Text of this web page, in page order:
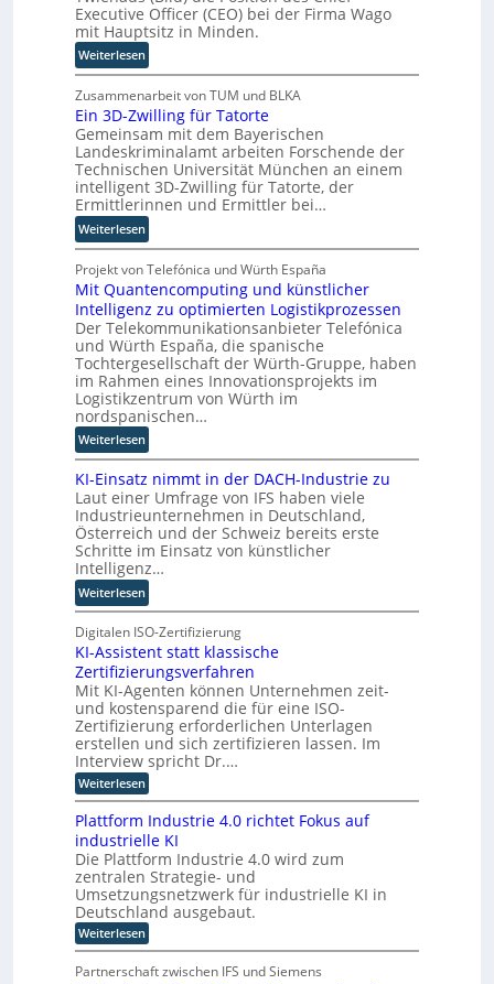
a
u
n
R
o
u
t
e
r
-
H
e
r
s
t
e
l
l
e
r
n
t
i
s
i
r
u
n
g
s
l
ö
s
u
n
g
e
n
Executive Officer (CEO) bei der Firma Wago
mit Hauptsitz in Minden.
Weiterlesen:
B
j
ö
r
n
T
w
i
e
h
a
u
s
w
i
r
d
n
e
u
r
W
a
g
o
-
C
E
O
Zusammenarbeit von TUM und BLKA
Ein 3D-Zwilling für Tatorte
Gemeinsam mit dem Bayerischen
Landeskriminalamt arbeiten Forschende der
Technischen Universität München an einem
intelligent 3D-Zwilling für Tatorte, der
Ermittlerinnen und Ermittler bei…
Weiterlesen:
E
i
n
3
D
-
Z
w
i
l
l
i
n
g
f
ü
r
T
a
t
e
Projekt von Telefónica und Würth España
Mit Quantencomputing und künstlicher
Intelligenz zu optimierten Logistikprozessen
Der Telekommunikationsanbieter Telefónica
und Würth España, die spanische
Tochtergesellschaft der Würth-Gruppe, haben
im Rahmen eines Innovationsprojekts im
Logistikzentrum von Würth im
nordspanischen…
Weiterlesen:
M
i
t
Q
u
a
n
t
e
n
c
o
m
p
u
t
i
n
g
u
n
d
k
ü
n
s
t
KI-Einsatz nimmt in der DACH-Industrie zu
Laut einer Umfrage von IFS haben viele
Industrieunternehmen in Deutschland,
Österreich und der Schweiz bereits erste
Schritte im Einsatz von künstlicher
Intelligenz…
Weiterlesen:
K
I
-
E
i
n
s
a
t
z
m
m
t
i
n
d
e
Digitalen ISO-Zertifizierung
KI-Assistent statt klassische
Zertifizierungsverfahren
Mit KI-Agenten können Unternehmen zeit-
und kostensparend die für eine ISO-
Zertifizierung erforderlichen Unterlagen
erstellen und sich zertifizieren lassen. Im
Interview spricht Dr.…
Weiterlesen:
K
-
A
s
i
s
t
e
n
t
Plattform Industrie 4.0 richtet Fokus auf
industrielle KI
Die Plattform Industrie 4.0 wird zum
zentralen Strategie- und
Umsetzungsnetzwerk für industrielle KI in
Deutschland ausgebaut.
Weiterlesen:
P
a
Partnerschaft zwischen IFS und Siemens